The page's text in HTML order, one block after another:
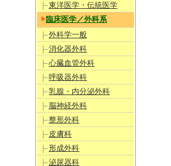
東洋医学・伝統医学
臨床医学／外科系
外科学一般
消化器外科
心臓血管外科
呼吸器外科
乳腺・内分泌外科
脳神経外科
整形外科
皮膚科
形成外科
泌尿器科